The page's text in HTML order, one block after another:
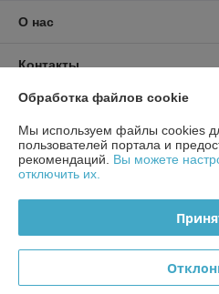
О нас
Контакты
Доставка и оплата
График работы
Политика обработки cookies
Обработка файлов cookie
Мы используем файлы cookies
пользователей портала и
рекомендаций. Вы можете
отключить их.